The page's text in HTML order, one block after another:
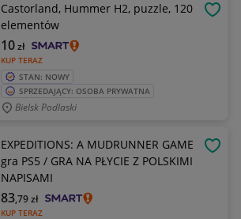
Castorland, Hummer H2, puzzle, 120
elementów
KUP TERAZ
10zł
STAN: NOWY
SPRZEDAJĄCY: OSOBA PRYWATNA
Bielsk Podlaski
EXPEDITIONS: A MUDRUNNER GAME
gra PS5 / GRA NA PŁYCIE Z POLSKIMI
NAPISAMI
KUP TERAZ
83,79zł